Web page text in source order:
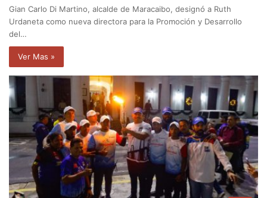
Gian Carlo Di Martino, alcalde de Maracaibo, designó a Ruth
Urdaneta como nueva directora para la Promoción y Desarrollo
del…
Ver Mas »